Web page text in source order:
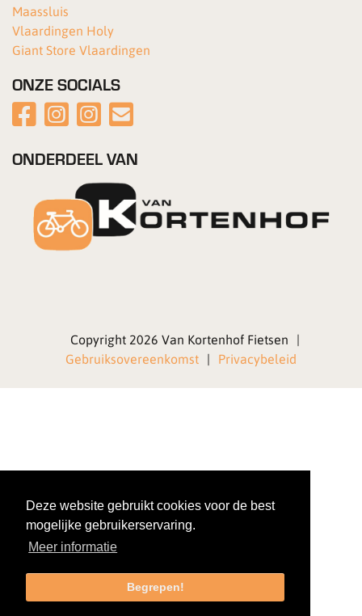
Deze website gebruikt cookies voor de best
mogelijke gebruikerservaring.
Meer informatie
Begrepen!
Maassluis
Vlaardingen Holy
Giant Store Vlaardingen
ONZE SOCIALS
ONDERDEEL VAN
Copyright 2026 Van Kortenhof Fietsen |
Gebruiksovereenkomst | Privacybeleid